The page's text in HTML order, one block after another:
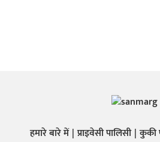
हमारे बारे में प्राइवेसी पालिसी कुकी